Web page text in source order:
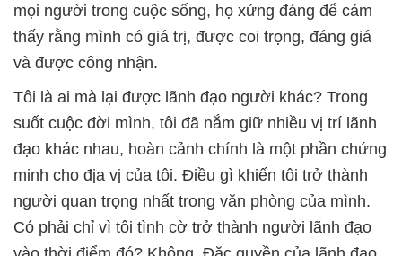
mọi người trong cuộc sống, họ xứng đáng để cảm
thấy rằng mình có giá trị, được coi trọng, đáng giá
và được công nhận.
Tôi là ai mà lại được lãnh đạo người khác? Trong
suốt cuộc đời mình, tôi đã nắm giữ nhiều vị trí lãnh
đạo khác nhau, hoàn cảnh chính là một phần chứng
minh cho địa vị của tôi. Điều gì khiến tôi trở thành
người quan trọng nhất trong văn phòng của mình.
Có phải chỉ vì tôi tình cờ trở thành người lãnh đạo